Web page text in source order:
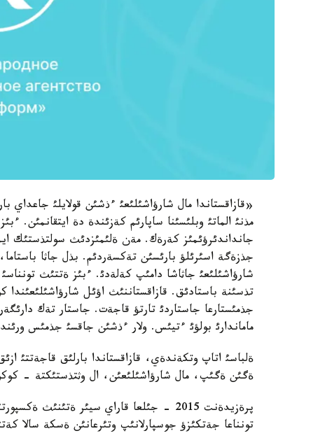
«قازاقستاندا مال شارؤاشئلئعئ ءذشئن قولايلئ
مذنئ الماتئ وبلئسئنا ساپارئم كةزئندة دة ايتقانمئن.
جانداندئرؤئمئز كةرةك. مةن ةلئمئزدئث سولتذستئك
جذزةگة اسئرئلؤ بارئسئن تةكسةردئم. بذل جاثا
تذسئنة باستادئق. قازاقستاننئث اؤئل شارؤاشئلئعئندا
جذمئستارعا جاستاردئ تارتؤ قاجةت. جاستار تةك
ماماندارئ بولؤئ ءتيئس. ولار ءذشئن جاقسئ جذمئس
ةلباسئ اتاپ وتكةندةي، قازاقستاندا بارلئق قاجةتتئ
ةگئن ةگئپ، مال شارؤاشئلئعئن، ال وثتذستئكتة -
تونناعا جةتكئزؤ جوسپارلانئپ وتئرعانئن ةسكة سالا